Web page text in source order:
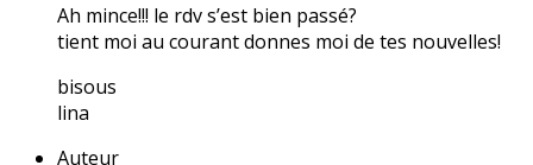
Ah mince!!! le rdv s’est bien passé?
tient moi au courant donnes moi de tes nouvelles!
bisous
lina
Auteur